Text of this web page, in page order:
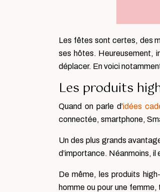
Les fêtes sont certes, des
ses hôtes. Heureusement,
déplacer. En voici
Les produits
Quand on parle d’idées
connectée, smartphone,
Un des plus grands
d’importance. Néanmoins,
De même, les produits
homme ou pour une femme,